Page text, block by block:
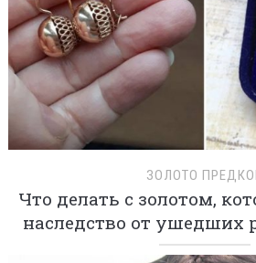
ЗОЛОТО
Что делать с золотом,
наследство от ушедших